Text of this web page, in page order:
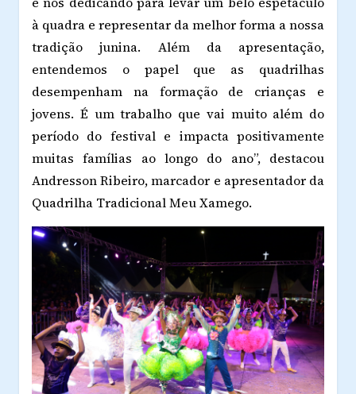
à quadra e representar da melhor forma a nossa
tradição junina. Além da apresentação,
entendemos o papel que as quadrilhas
desempenham na formação de crianças e
jovens. É um trabalho que vai muito além do
período do festival e impacta positivamente
muitas famílias ao longo do ano”, destacou
Andresson Ribeiro, marcador e apresentador da
Quadrilha Tradicional Meu Xamego.